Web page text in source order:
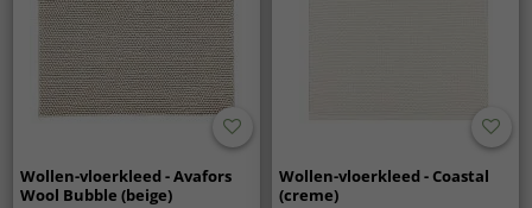
Wollen-vloerkleed - Avafors
Wool Bubble (beige)
Wollen-vloerkleed - Coastal
(creme)